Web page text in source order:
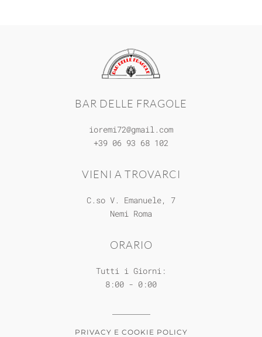
VIENI A TROVARCI
C.so V. Emanuele, 7
Nemi Roma
BAR DELLE FRAGOLE
ioremi72@gmail.com
+39 06 93 68 102
ORARIO
Tutti i Giorni:
8:00 - 0:00
PRIVACY E COOKIE POLICY